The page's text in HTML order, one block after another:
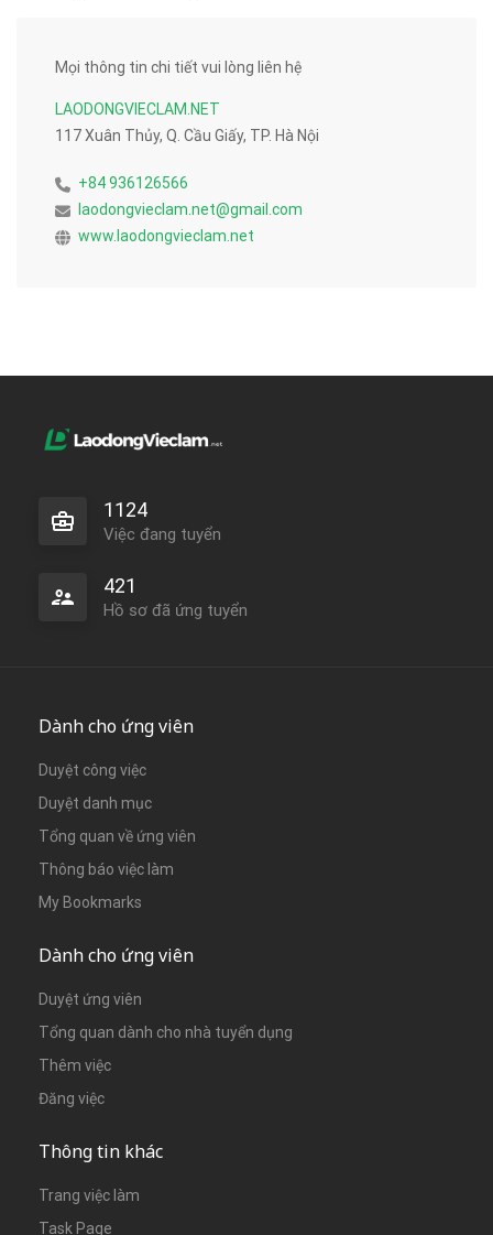
Mọi thông tin chi tiết vui lòng liên hệ
LAODONGVIECLAM.NET
117 Xuân Thủy, Q. Cầu Giấy, TP. Hà Nội
+84 936126566
laodongvieclam.net@gmail.com
www.laodongvieclam.net
1124
Việc đang tuyển
421
Hồ sơ đã ứng tuyển
Dành cho ứng viên
Duyệt công việc
Duyệt danh mục
Tổng quan về ứng viên
Thông báo việc làm
My Bookmarks
Dành cho ứng viên
Duyệt ứng viên
Tổng quan dành cho nhà tuyển dụng
Thêm việc
Đăng việc
Thông tin khác
Trang việc làm
Task Page